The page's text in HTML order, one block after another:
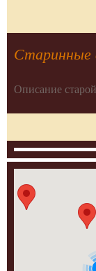
Описание